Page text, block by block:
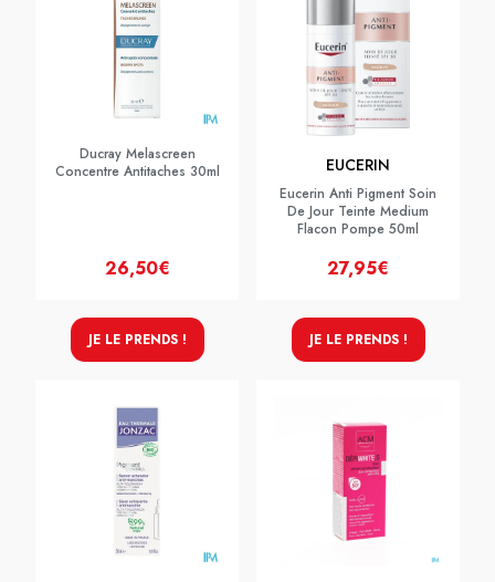
Ducray Melascreen
Concentre Antitaches 30ml
26,50€
JE LE PRENDS !
EUCERIN
Eucerin Anti Pigment Soin
De Jour Teinte Medium
Flacon Pompe 50ml
27,95€
JE LE PRENDS !